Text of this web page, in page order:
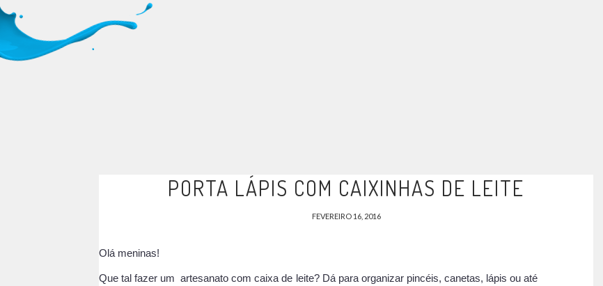
PORTA LÁPIS COM CAIXINHAS DE LEITE
FEVEREIRO 16, 2016
Olá meninas!
Que tal fazer um artesanato comcaixa de leite? Dá para organizar pincéis, canetas, lápis ou até